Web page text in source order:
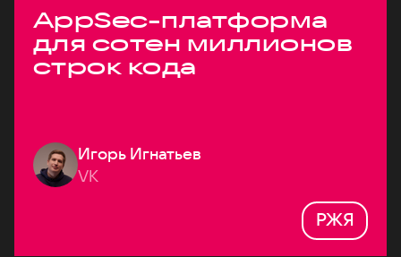
AppSec-платформа
для сотен миллионов
строк кода
Игорь Игнатьев
VK
РЖЯ